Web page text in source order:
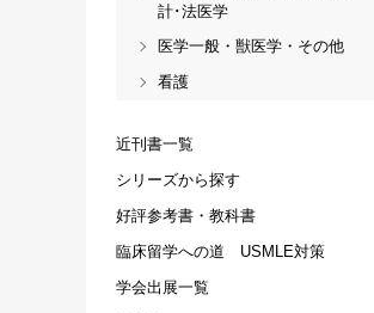
計･法医学
医学一般・獣医学・その他
看護
近刊書一覧
シリーズから探す
好評参考書・教科書
臨床留学への道 USMLE対策
学会出展一覧